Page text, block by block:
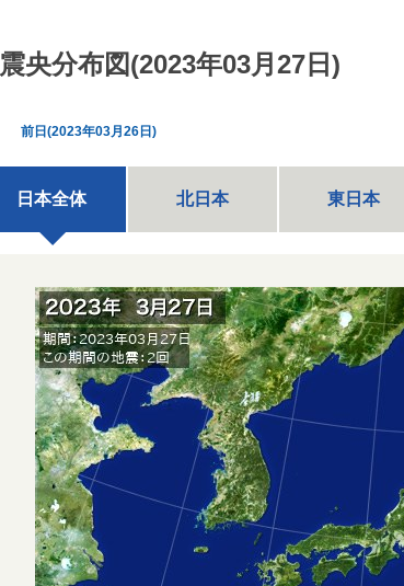
震央分布図(2023年03月27日)
前日(2023年03月26日)
日本全体 北日本 東日本